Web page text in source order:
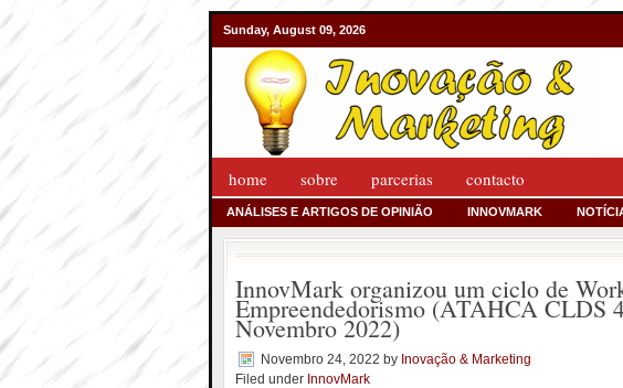
Sunday, August 09, 2026
home sobre parcerias contacto
ANÁLISES E ARTIGOS DE OPINIÃO INNOVMARK
InnovMark organizou um ciclo de
Empreendedorismo (ATAHCA CLDS
Novembro 2022)
Novembro 24, 2022 by Inovação & Marketing
Filed under InnovMark